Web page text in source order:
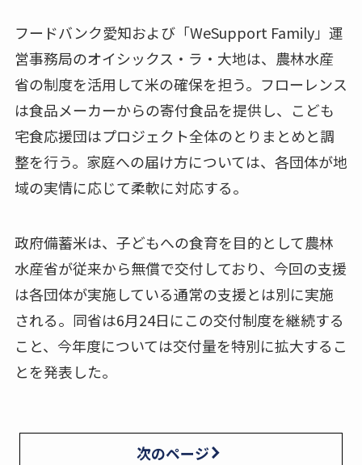
フードバンク愛知および「WeSupport Family」運
営事務局のオイシックス・ラ・大地は、農林水産
省の制度を活用して米の確保を担う。フローレンス
は食品メーカーからの寄付食品を提供し、こども
宅食応援団はプロジェクト全体のとりまとめと調
整を行う。家庭への届け方については、各団体が地
域の実情に応じて柔軟に対応する。
政府備蓄米は、子どもへの食育を目的として農林
水産省が従来から無償で交付しており、今回の支援
は各団体が実施している通常の支援とは別に実施
される。同省は6月24日にこの交付制度を継続する
こと、今年度については交付量を特別に拡大するこ
とを発表した。
次のページ